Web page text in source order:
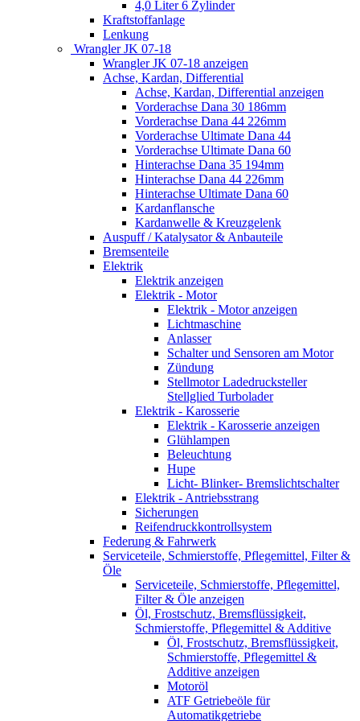
4,0 Liter 6 Zylinder
Kraftstoffanlage
Lenkung
Wrangler JK 07-18
Wrangler JK 07-18 anzeigen
Achse, Kardan, Differential
Achse, Kardan, Differential anzeigen
Vorderachse Dana 30 186mm
Vorderachse Dana 44 226mm
Vorderachse Ultimate Dana 44
Vorderachse Ultimate Dana 60
Hinterachse Dana 35 194mm
Hinterachse Dana 44 226mm
Hinterachse Ultimate Dana 60
Kardanflansche
Kardanwelle & Kreuzgelenk
Auspuff / Katalysator & Anbauteile
Bremsenteile
Elektrik
Elektrik anzeigen
Elektrik - Motor
Elektrik - Motor anzeigen
Lichtmaschine
Anlasser
Schalter und Sensoren am Motor
Zündung
Stellmotor Ladedrucksteller
Stellglied Turbolader
Elektrik - Karosserie
Elektrik - Karosserie anzeigen
Glühlampen
Beleuchtung
Hupe
Licht- Blinker- Bremslichtschalter
Elektrik - Antriebsstrang
Sicherungen
Reifendruckkontrollsystem
Federung & Fahrwerk
Serviceteile, Schmierstoffe, Pflegemittel, Filter &
Öle
Serviceteile, Schmierstoffe, Pflegemittel,
Filter & Öle anzeigen
Öl, Frostschutz, Bremsflüssigkeit,
Schmierstoffe, Pflegemittel & Additive
Öl, Frostschutz, Bremsflüssigkeit,
Schmierstoffe, Pflegemittel &
Additive anzeigen
Motoröl
ATF Getriebeöle für
Automatikgetriebe